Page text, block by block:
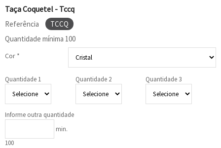
Taça Coquetel - Tccq
Referência
TCCQ
Quantidade mínima 100
Cor *
Quantidade 1 Quantidade 2 Quantidade 3
Informe outra quantidade
min.
100